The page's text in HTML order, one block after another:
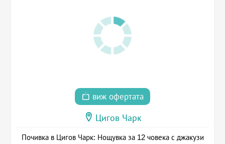
виж офертата
Цигов Чарк
Почивка в Цигов Чарк: Нощувка за 12 човека с джакузи